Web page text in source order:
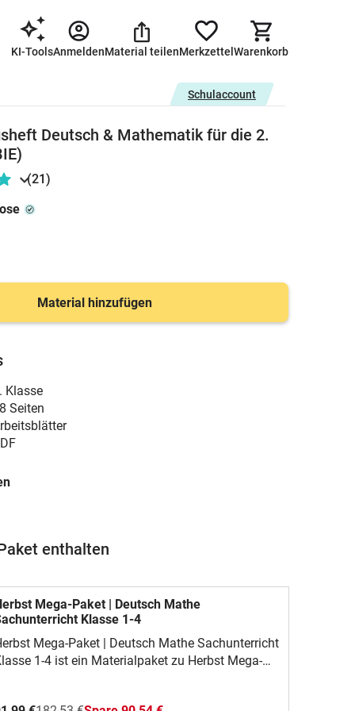
KI-ToolsAnmeldenMaterial teilenMerkzettel Warenkorb
Schulaccount
Deutsch & Mathematik für die 2.
(21)
Material hinzufügen
Klasse
Seiten
enthalten
Mega-Paket | Deutsch Mathe
Klasse 1-4
Mega-Paket | Deutsch Mathe Sachunterricht
1-4 ist ein Materialpaket zu Herbst Mega-